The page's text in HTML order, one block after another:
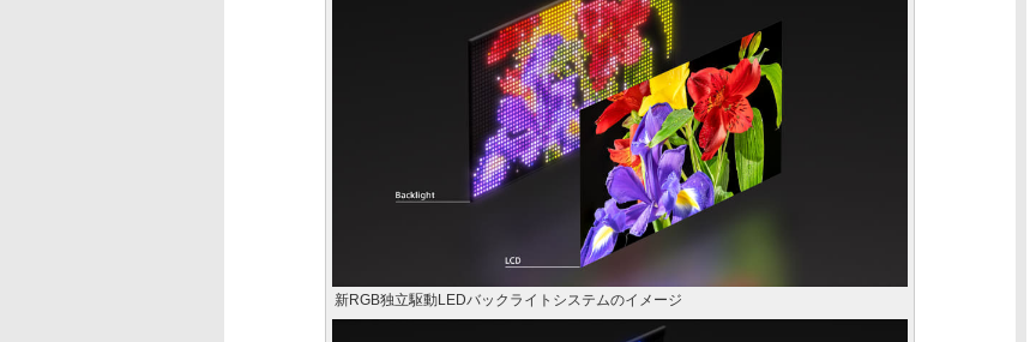
新RGB独立駆動LEDバックライトシステムのイメージ